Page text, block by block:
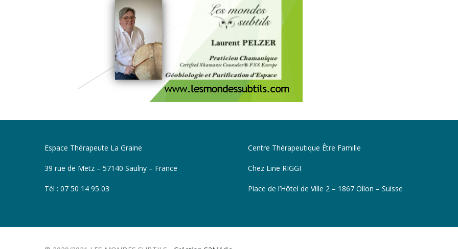
Espace Thérapeute La Graine
39 rue de Metz – 57140 Saulny – France
Tél : 07 50 14 95 03
Centre Thérapeutique Être Famille
Chez Line RIGGI
Place de l’Hôtel de Ville 2 – 1867 Ollon – Suisse